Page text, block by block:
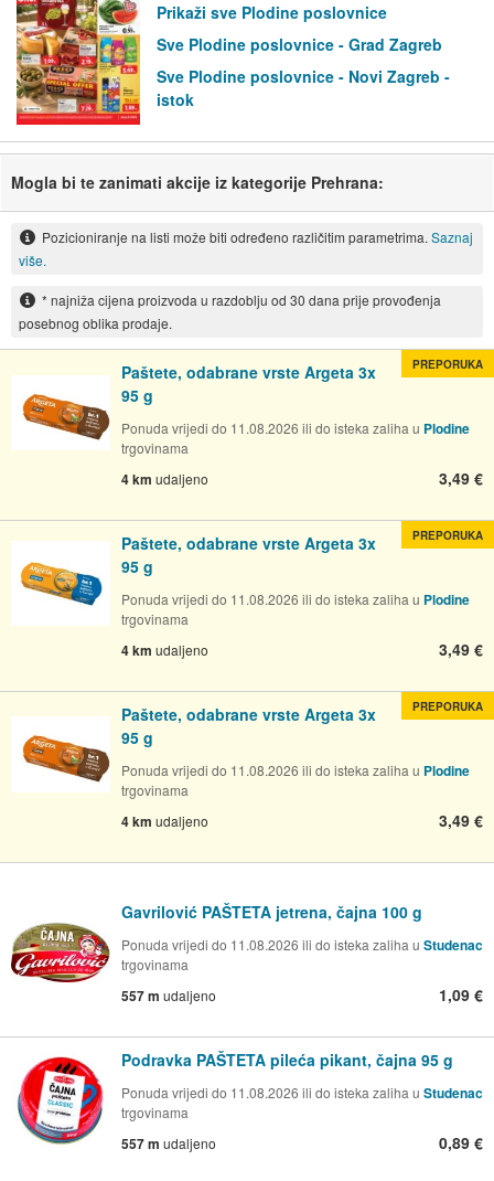
Prikaži sve Plodine poslovnice
Sve Plodine poslovnice - Grad Zagreb
Sve Plodine poslovnice - Novi Zagreb -
istok
Mogla bi te zanimati akcije iz kategorije Prehrana:
Pozicioniranje na listi može biti određeno različitim parametrima. Saznaj
više.
* najniža cijena proizvoda u razdoblju od 30 dana prije provođenja
posebnog oblika prodaje.
Paštete, odabrane vrste Argeta 3x
95 g
Ponuda vrijedi do 11.08.2026 ili do isteka zaliha u Plodine
trgovinama
4 km udaljeno 3,49 €
PREPORUKA
Paštete, odabrane vrste Argeta 3x
95 g
Ponuda vrijedi do 11.08.2026 ili do isteka zaliha u Plodine
trgovinama
4 km udaljeno 3,49 €
PREPORUKA
Paštete, odabrane vrste Argeta 3x
95 g
Ponuda vrijedi do 11.08.2026 ili do isteka zaliha u Plodine
trgovinama
4 km udaljeno 3,49 €
PREPORUKA
Gavrilović PAŠTETA jetrena, čajna 100 g
Ponuda vrijedi do 11.08.2026 ili do isteka zaliha u Studenac
trgovinama
557 m udaljeno 1,09 €
Podravka PAŠTETA pileća pikant, čajna 95 g
Ponuda vrijedi do 11.08.2026 ili do isteka zaliha u Studenac
trgovinama
557 m udaljeno 0,89 €